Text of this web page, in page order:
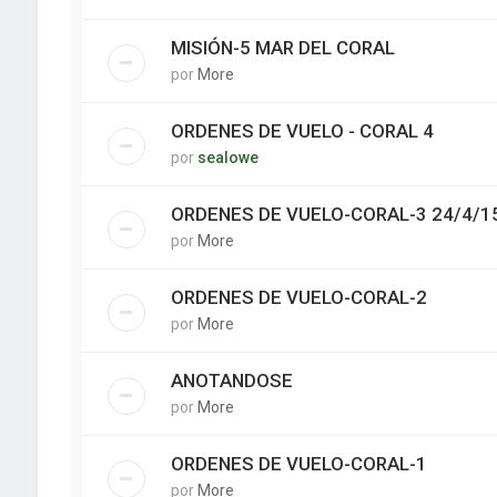
MISIÓN-5 MAR DEL CORAL
porMore
ORDENES DE VUELO - CORAL 4
por sealowe
ORDENES DE VUELO-CORAL-3 24/4/
porMore
ORDENES DE VUELO-CORAL-2
porMore
ANOTANDOSE
porMore
ORDENES DE VUELO-CORAL-1
porMore